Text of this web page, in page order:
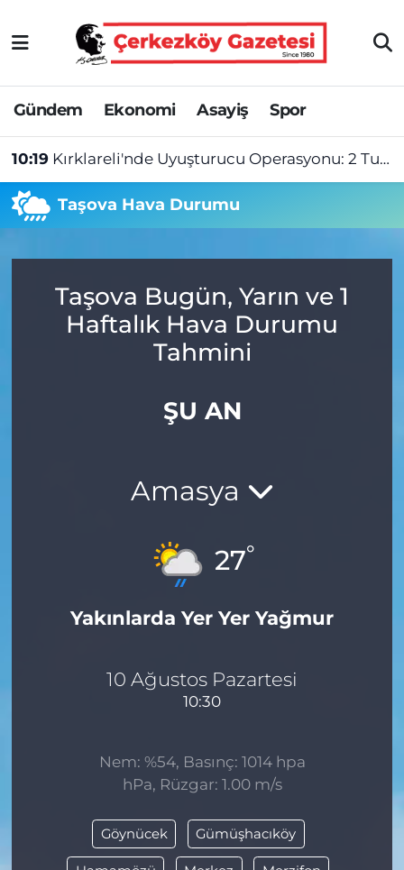
Gündem Ekonomi Asayiş Spor
10:19 Kırklareli'nde Uyuşturucu Operasyonu: 2 Tutuklama
Taşova Hava Durumu
Taşova Bugün, Yarın ve 1
Haftalık Hava Durumu
Tahmini
ŞU AN
Amasya
27°
Yakınlarda Yer Yer Yağmur
10 Ağustos Pazartesi
10:30
Nem: %54, Basınç: 1014 hpa
hPa, Rüzgar: 1.00 m/s
Göynücek Gümüşhacıköy
Asayiş
Ekonomi
Gündem
Haber
Manşet
Topluluk Kuralları
Yayın İlkeleri
Tekirdağ Nöbetçi Eczaneler
Tekirdağ Hava Durumu
Tekirdağ Namaz Vakitleri
Tekirdağ Trafik Yoğunluk Haritası
Tüm Manşetler
Son Dakika Haberleri